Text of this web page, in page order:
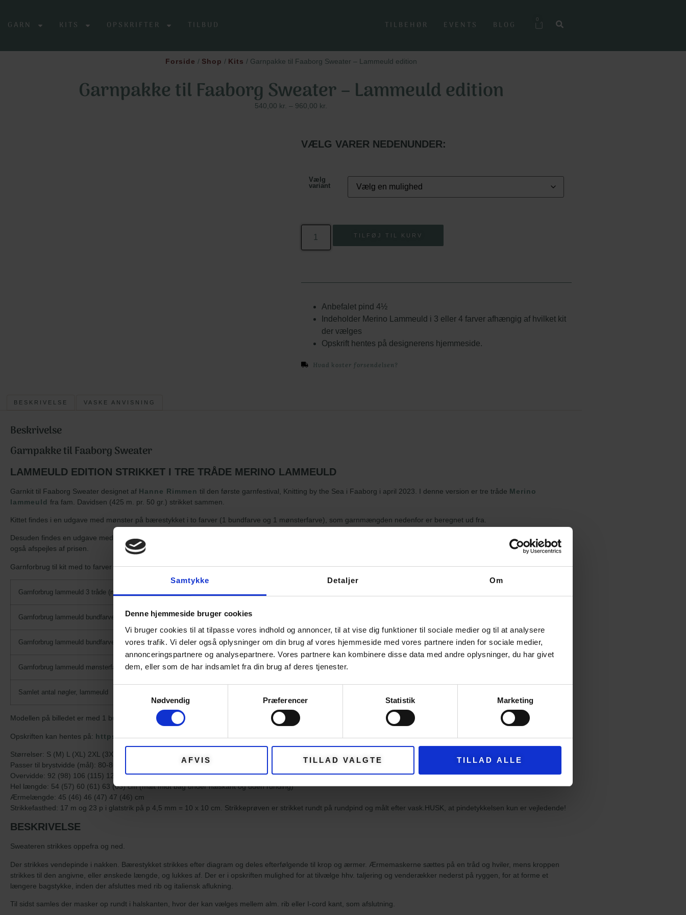
Samtykke Detaljer Om
Denne hjemmeside bruger cookies
Vi bruger cookies til at tilpasse vores indhold og annoncer, til at vise dig funktioner til sociale medier og til at analysere
vores trafik. Vi deler også oplysninger om din brug af vores hjemmeside med vores partnere inden for sociale medier,
annonceringspartnere og analysepartnere. Vores partnere kan kombinere disse data med andre oplysninger, du har givet
dem, eller som de har indsamlet fra din brug af deres tjenester.
Nødvendig
Præferencer Statistik Marketing
AFVIS TILLAD VALGTE TILLAD ALLE
GARN KITS OPSKRIFTER TILBUD TILBEHØR EVENTS BLOG
0
Forside / Shop / Kits / Garnpakke til Faaborg Sweater – Lammeuld edition
Garnpakke til Faaborg Sweater – Lammeuld edition
540,00 kr. – 960,00 kr.
VÆLG VARER NEDENUNDER:
Vælg
variant
TILFØJ TIL KURV
Anbefalet pind 4½
Indeholder Merino Lammeuld i 3 eller 4 farver afhængig af hvilket kit
der vælges
Opskrift hentes på designerens hjemmeside.
Hvad koster forsendelsen?
BESKRIVELSE VASKE ANVISNING
Beskrivelse
Garnpakke til Faaborg Sweater
LAMMEULD EDITION STRIKKET I TRE TRÅDE MERINO LAMMEULD
Garnkit til Faaborg Sweater designet af Hanne Rimmen til den første garnfestival, Knitting by the Sea i Faaborg i april 2023. I denne version er tre tråde Merino
lammeuld fra fam. Davidsen (425 m. pr. 50 gr.) strikket sammen.
Kittet findes i en udgave med mønster på bærestykket i to farver (1 bundfarve og 1 mønsterfarve), som garnmængden nedenfor er beregnet ud fra.
Desuden findes en udgave med mønster på bærestykket i tre farver (1 bundfarve på bærestykket og 2 mønsterfarver). Kittet vil da indeholde et nøgle i en ekstra farve, hvilket
også afspejles af prisen.
Garnforbrug til kit med to farver i mønster:
Garnforbrug lammeuld 3 tråde (nøgler):
Garnforbrug lammeuld bundfarve
Garnforbrug lammeuld bundfarve, bærestykke 2 2 2 2 2 3
Garnforbrug lammeuld mønsterfarve 1 1
Samlet antal nøgler, lammeuld
Modellen på billedet er med 1 bundfarve, 1 bundfarve i mønster og to mønsterfarver: Topaz/Hvid/Clementine/Citrus.
Opskriften kan hentes på: https://www.rimmendesign.com/product-page/faaborg-sweater-dansk
Størrelser: S (M) L (XL) 2XL (3XL)
Passer til brystvidde (mål): 80-86 (86-94) 94-102 (102-110) 110-124 (124-134) cm
Overvidde: 92 (98) 106 (115) 128 (138) cm
Hel længde: 54 (57) 60 (61) 63 (63) cm (målt midt bag under halskant og uden runding)
Ærmelængde: 45 (46) 46 (47) 47 (46) cm
Strikkefasthed: 17 m og 23 p i glatstrik på p 4,5 mm = 10 x 10 cm. Strikkeprøven er strikket rundt på rundpind og målt efter vask.HUSK, at pindetykkelsen kun er vejledende!
BESKRIVELSE
Sweateren strikkes oppefra og ned.
Der strikkes vendepinde i nakken. Bærestykket strikkes efter diagram og deles efterfølgende til krop og ærmer. Ærmemaskerne sættes på en tråd og hviler, mens kroppen
strikkes til den angivne, eller ønskede længde, og lukkes af. Der er i opskriften mulighed for at tilvælge hhv. taljering og venderækker nederst på ryggen, for at forme et
længere bagstykke, inden der afsluttes med rib og italiensk aflukning.
Til sidst samles der masker op rundt i halskanten, hvor der kan vælges mellem alm. rib eller I-cord kant, som afslutning.